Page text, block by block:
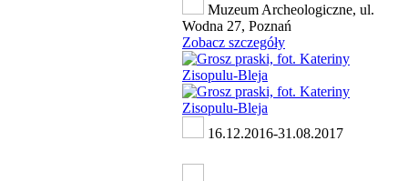
Muzeum Archeologiczne, ul.
Wodna 27, Poznań
Zobacz szczegóły
16.12.2016-31.08.2017